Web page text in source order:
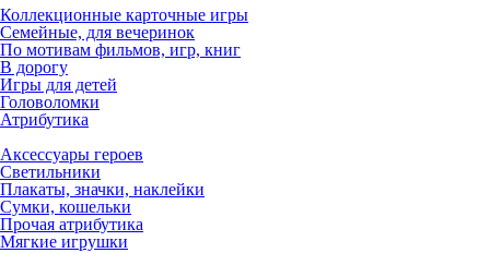
Коллекционные карточные игры
Семейные, для вечеринок
По мотивам фильмов, игр, книг
В дорогу
Игры для детей
Головоломки
Атрибутика
Аксессуары героев
Светильники
Плакаты, значки, наклейки
Сумки, кошельки
Прочая атрибутика
Мягкие игрушки